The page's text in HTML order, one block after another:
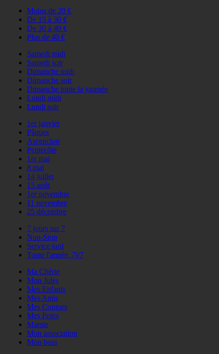
Moins de 20 €
De 15 à 30 €
De 30 à 40 €
Plus de 40 €
Samedi midi
Samedi soir
Dimanche midi
Dimanche soir
Dimanche toute la journée
Lundi midi
Lundi soir
1er janvier
Pâques
Ascencion
Pentecôte
1er mai
8 mai
14 juillet
15 août
1er novembre
11 novembre
25 décembre
7 jours sur 7
Non-Stop
Service tard
Toute l'année, 7j/7
Ma Chérie
Mon Jules
Mes Enfants
Mes Amis
Mes Copines
Mes Potes
Mamie
Mon association
Mon boss